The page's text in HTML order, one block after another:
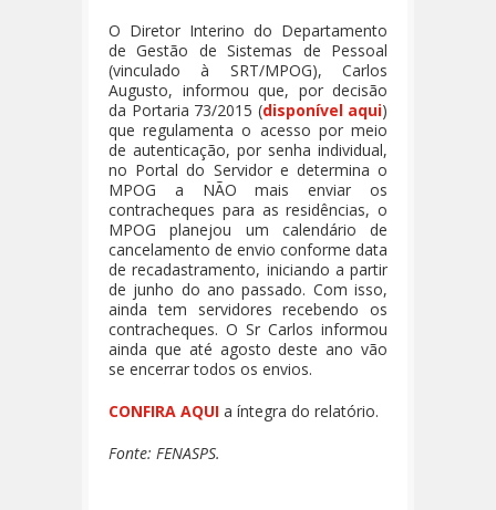
O Diretor Interino do Departamento
de Gestão de Sistemas de Pessoal
(vinculado à SRT/MPOG), Carlos
Augusto, informou que, por decisão
da Portaria 73/2015 (disponível aqui)
que regulamenta o acesso por meio
de autenticação, por senha individual,
no Portal do Servidor e determina o
MPOG a NÃO mais enviar os
contracheques para as residências, o
MPOG planejou um calendário de
cancelamento de envio conforme data
de recadastramento, iniciando a partir
de junho do ano passado. Com isso,
ainda tem servidores recebendo os
contracheques. O Sr Carlos informou
ainda que até agosto deste ano vão
se encerrar todos os envios.
CONFIRA AQUI a íntegra do relatório.
Fonte: FENASPS.